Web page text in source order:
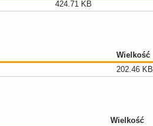
424.71 KB
Wielkość
202.46 KB
Wielkość